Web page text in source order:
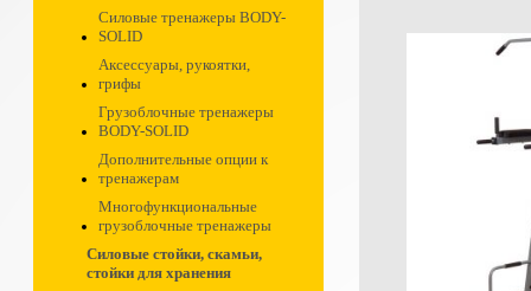
Силовые тренажеры BODY-
SOLID
Аксессуары, рукоятки,
грифы
Грузоблочные тренажеры
BODY-SOLID
Дополнительные опции к
тренажерам
Многофункциональные
грузоблочные тренажеры
Силовые стойки, скамьи,
стойки для хранения